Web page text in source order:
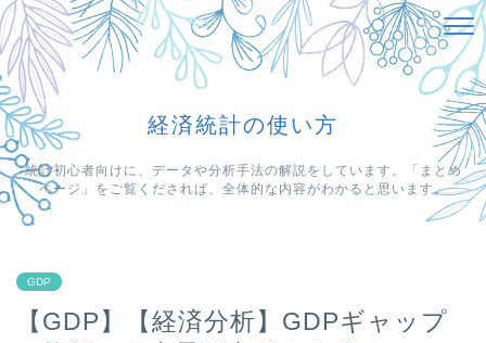
経済統計の使い方
統計初心者向けに、データや分析手法の解説をしています。「まとめ
ページ」をご覧くだされば、全体的な内容がわかると思います。
GDP
【GDP】【経済分析】GDPギャップ